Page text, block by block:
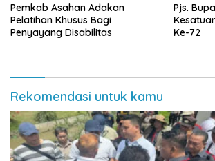
Pemkab Asahan Adakan
Pelatihan Khusus Bagi
Penyayang Disabilitas
Pjs.
Ke-72
Rekomendasi untuk kamu